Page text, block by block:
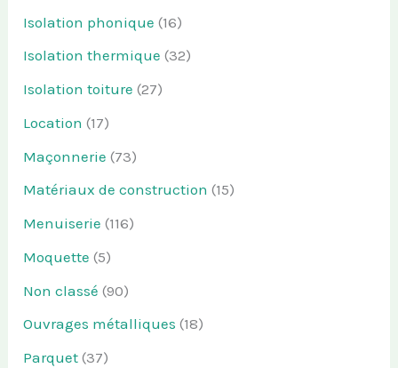
Isolation phonique (16)
Isolation thermique (32)
Isolation toiture (27)
Location (17)
Maçonnerie (73)
Matériaux de construction (15)
Menuiserie (116)
Moquette (5)
Non classé (90)
Ouvrages métalliques (18)
Parquet (37)